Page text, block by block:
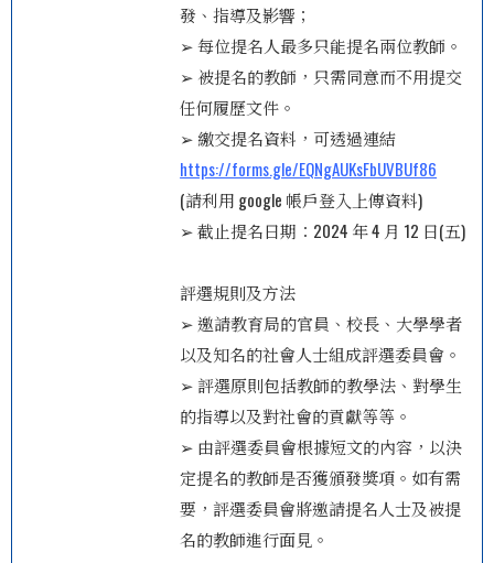
發、指導及影響；
➢ 每位提名人最多只能提名兩位教師。
➢ 被提名的教師，只需同意而不用提交
任何履歷文件。
➢ 繳交提名資料，可透過連結
https://forms.gle/EQNgAUKsFbUVBUf86
(請利用 google 帳戶登入上傳資料)
➢ 截止提名日期：2024 年 4 月 12 日(五)
評選規則及方法
➢ 邀請教育局的官員、校長、大學學者
以及知名的社會人士組成評選委員會。
➢ 評選原則包括教師的教學法、對學生
的指導以及對社會的貢獻等等。
➢ 由評選委員會根據短文的內容，以決
定提名的教師是否獲頒發獎項。如有需
要，評選委員會將邀請提名人士及被提
名的教師進行面見。